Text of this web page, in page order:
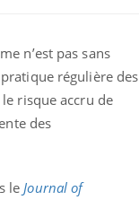
n’est pas sans
régulière des
risque accru de
des
le Journal of
basque